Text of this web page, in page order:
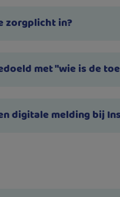
zorgplicht in?
met "wie is de
digitale melding bij